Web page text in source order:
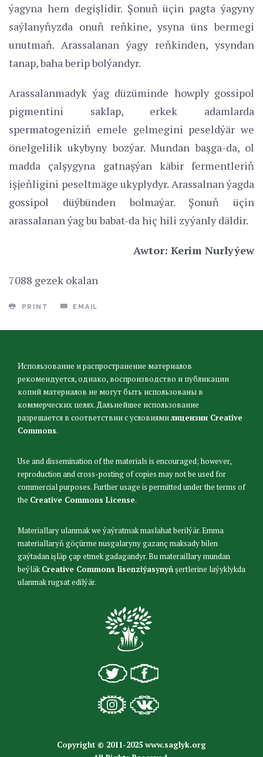
ýagyna hem degişlidir. Şonuň üçin pagta ýagyny
saýlanyňyzda onuň reňkine, ysyna üns bermegi
unutmaň. Arassalanan ýagy reňkinden, ysyndan
tanap, baha berip bolýandyr.
Arassalanmadyk ýag düzüminde howply gossipol
pigmentini saklap, erkek adamlarda
spermatogeniziň emele gelmegini peseldýär we
önelgelilik ukybyny bozýar. Mundan başga-da, ol
madda çalşygyna gatnaşýan käbir fermentleriň
işjeňligini peseltmäge ukyplydyr. Arassalnan ýagda
gossipol düýbünden bolmaýar. Şonuň üçin
arassalanan ýag bu babat-da hiç hili zyýanly däldir.
Awtor: Kerim Nurlyýew
7088 gezek okalan
PRINT EMAIL
Использование и распространение материалов
рекомендуется, однако, воспроизводство и публикации
копий материалов не могут быть использованы в
коммерческих целях. Дальнейшее использование
разрешается в соответствии с условиямилицензии Creative
Commons.
Use and dissemination of the materials is encouraged; however,
reproduction and cross-posting of copies may not be used for
commercial purposes. Further usage is permitted under the terms of
the Creative Commons License.
Materiallary ulanmak we ýaýratmak maslahat berilýär. Emma
materiallaryň göçürme nusgalaryny gazanç maksady bilen
gaýtadan işläp çap etmek gadagandyr. Bu materaillary mundan
beýläkCreative Commons lisenziýasynyňşertlerine laýyklykda
ulanmak rugsat edilýär.
Copyright © 2011-2025 www.saglyk.org